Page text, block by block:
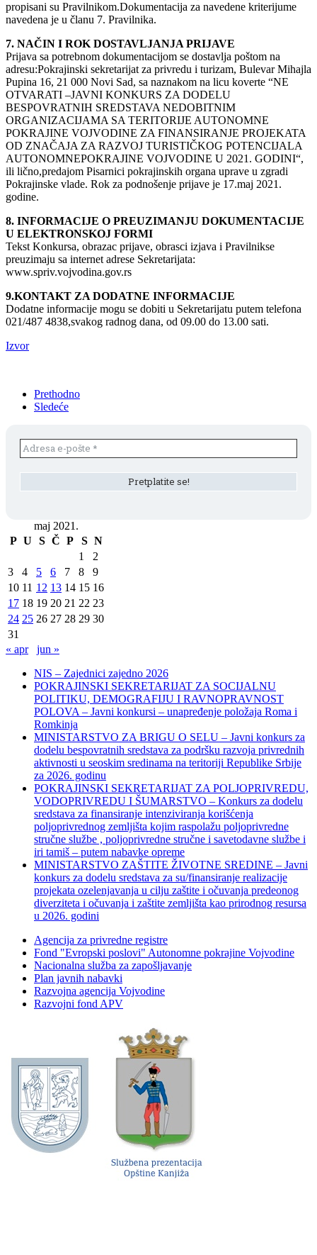
propisani su Pravilnikom.Dokumentacija za navedene kriterijume
navedena je u članu 7. Pravilnika.
7. NAČIN I ROK DOSTAVLJANJA PRIJAVE
Prijava sa potrebnom dokumentacijom se dostavlja poštom na
adresu:Pokrajinski sekretarijat za privredu i turizam, Bulevar Mihajla
Pupina 16, 21 000 Novi Sad, sa naznakom na licu koverte “NE
OTVARATI –JAVNI KONKURS ZA DODELU
BESPOVRATNIH SREDSTAVA NEDOBITNIM
ORGANIZACIJAMA SA TERITORIJE AUTONOMNE
POKRAJINE VOJVODINE ZA FINANSIRANJE PROJEKATA
OD ZNAČAJA ZA RAZVOJ TURISTIČKOG POTENCIJALA
AUTONOMNEPOKRAJINE VOJVODINE U 2021. GODINI“,
ili lično,predajom Pisarnici pokrajinskih organa uprave u zgradi
Pokrajinske vlade. Rok za podnošenje prijave je 17.maj 2021.
godine.
8. INFORMACIJE O PREUZIMANJU DOKUMENTACIJE
U ELEKTRONSKOJ FORMI
Tekst Konkursa, obrazac prijave, obrasci izjava i Pravilnikse
preuzimaju sa internet adrese Sekretarijata:
www.spriv.vojvodina.gov.rs
9.KONTAKT ZA DODATNE INFORMACIJE
Dodatne informacije mogu se dobiti u Sekretarijatu putem telefona
021/487 4838,svakog radnog dana, od 09.00 do 13.00 sati.
Izvor
Prethodno
Sledeće
maj 2021.
P U S Č P S N
1
2
3
4 5 6 7 8
9
10 11 12 13 14 15 16
17 18 19 20 21 22 23
24 25 26 27 28 29 30
31
« apr
jun »
NIS – Zajednici zajedno 2026
POKRAJINSKI SEKRETARIJAT ZA SOCIJALNU
POLITIKU, DEMOGRAFIJU I RAVNOPRAVNOST
POLOVA – Javni konkursi – unapređenje položaja Roma i
Romkinja
MINISTARSTVO ZA BRIGU O SELU – Javni konkurs za
dodelu bespovratnih sredstava za podršku razvoja privrednih
aktivnosti u seoskim sredinama na teritoriji Republike Srbije
za 2026. godinu
POKRAJINSKI SEKRETARIJAT ZA POLJOPRIVREDU,
VODOPRIVREDU I ŠUMARSTVO – Konkurs za dodelu
sredstava za finansiranje intenziviranja korišćenja
poljoprivrednog zemljišta kojim raspolažu poljoprivredne
stručne službe , poljoprivredne stručne i savetodavne službe i
iri tamiš ‒ putem nabavke opreme
MINISTARSTVO ZAŠTITE ŽIVOTNE SREDINE – Javni
konkurs za dodelu sredstava za su/finansiranje realizacije
projekata ozelenjavanja u cilju zaštite i očuvanja predeonog
diverziteta i očuvanja i zaštite zemljišta kao prirodnog resursa
u 2026. godini
Agencija za privredne registre
Fond "Evropski poslovi" Autonomne pokrajine Vojvodine
Nacionalna služba za zapošljavanje
Plan javnih nabavki
Razvojna agencija Vojvodine
Razvojni fond APV